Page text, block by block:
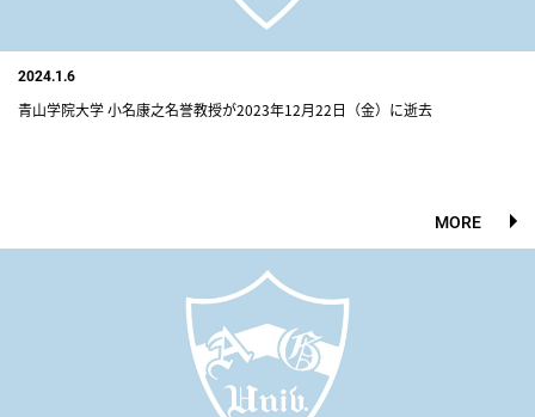
2024.1.6
青山学院大学 小名康之名誉教授が2023年12月22日（金）に逝去
MORE